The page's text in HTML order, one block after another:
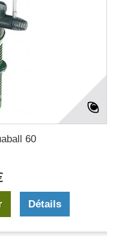
60
Détails